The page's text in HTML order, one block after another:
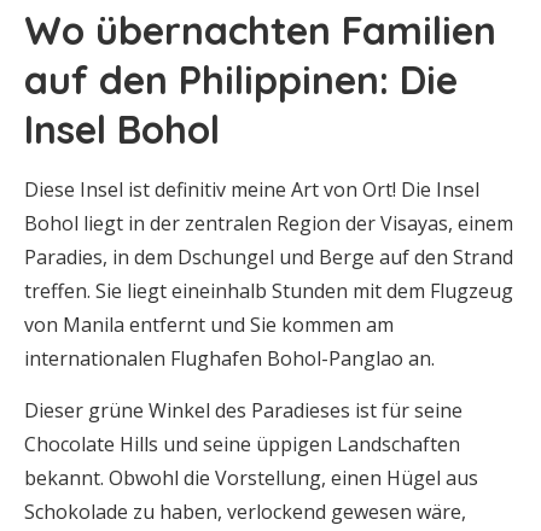
Wo übernachten Familien
auf den Philippinen: Die
Insel Bohol
Diese Insel ist definitiv meine Art von Ort! Die Insel
Bohol liegt in der zentralen Region der Visayas, einem
Paradies, in dem Dschungel und Berge auf den Strand
treffen. Sie liegt eineinhalb Stunden mit dem Flugzeug
von Manila entfernt und Sie kommen am
internationalen Flughafen Bohol-Panglao an.
Dieser grüne Winkel des Paradieses ist für seine
Chocolate Hills und seine üppigen Landschaften
bekannt. Obwohl die Vorstellung, einen Hügel aus
Schokolade zu haben, verlockend gewesen wäre,